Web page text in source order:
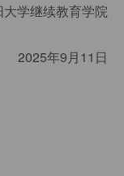
大学继续教育学院
2025年9月11日